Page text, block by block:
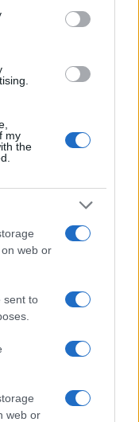
my
the
web or
sent to
web or
ob nespremenjenih